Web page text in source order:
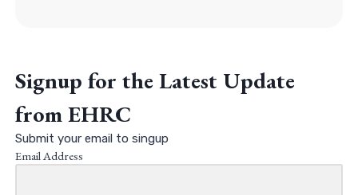
Signup for the Latest Update
from EHRC
Submit your email to singup
Email Address